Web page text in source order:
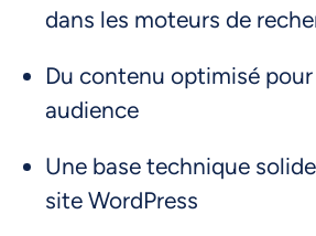
dans les moteurs de
Du contenu optimisé
audience
Une base technique
site WordPress